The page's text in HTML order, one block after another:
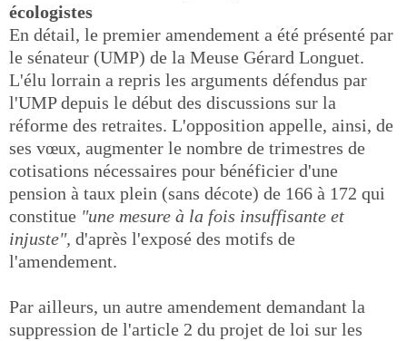
écologistes
En détail, le premier amendement a été présenté par
le sénateur (UMP) de la Meuse Gérard Longuet.
L'élu lorrain a repris les arguments défendus par
l'UMP depuis le début des discussions sur la
réforme des retraites. L'opposition appelle, ainsi, de
ses vœux, augmenter le nombre de trimestres de
cotisations nécessaires pour bénéficier d'une
pension à taux plein (sans décote) de 166 à 172 qui
constitue "une mesure à la fois insuffisante et
injuste", d'après l'exposé des motifs de
l'amendement.
Par ailleurs, un autre amendement demandant la
suppression de l'article 2 du projet de loi sur les